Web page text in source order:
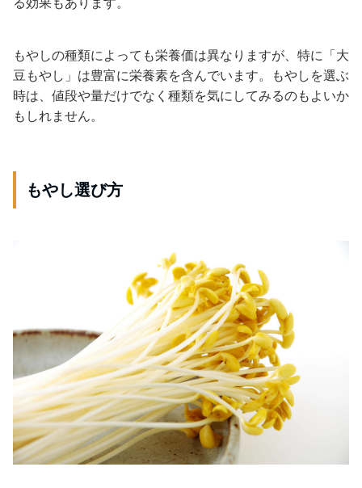
もやしの種類によっても栄養価は異なりますが、特に「大
豆もやし」は豊富に栄養素を含んでいます。もやしを選ぶ
時は、値段や量だけでなく種類を気にしてみるのもよいか
もしれません。
もやし選び方